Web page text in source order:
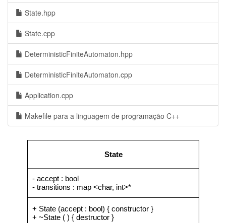
State.hpp
State.cpp
DeterministicFiniteAutomaton.hpp
DeterministicFiniteAutomaton.cpp
Application.cpp
Makefile para a linguagem de programação C++